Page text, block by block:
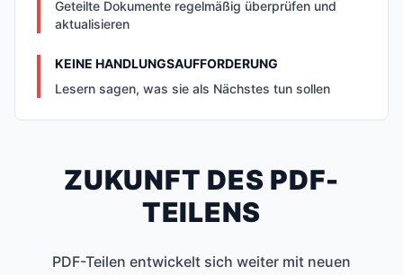
Geteilte Dokumente regelmäßig überprüfen und
aktualisieren
KEINE HANDLUNGSAUFFORDERUNG
Lesern sagen, was sie als Nächstes tun sollen
ZUKUNFT DES PDF-
TEILENS
PDF-Teilen entwickelt sich weiter mit neuen